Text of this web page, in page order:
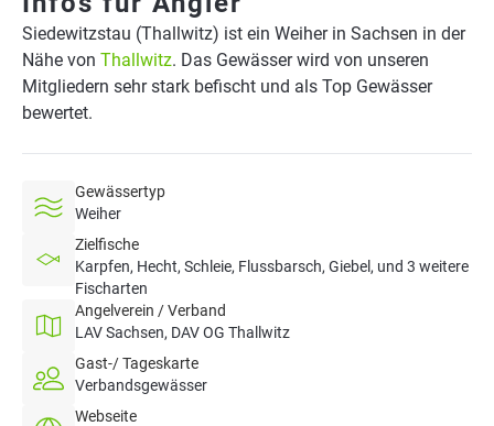
Siedewitzstau (Thallwitz) ist ein Weiher in Sachsen in der
Nähe von Thallwitz. Das Gewässer wird von unseren
Mitgliedern sehr stark befischt und als Top Gewässer
bewertet.
Gewässertyp
Weiher
Zielfische
Karpfen, Hecht, Schleie, Flussbarsch, Giebel, und 3 weitere
Fischarten
Angelverein / Verband
LAV Sachsen, DAV OG Thallwitz
Gast-/ Tageskarte
Verbandsgewässer
Webseite